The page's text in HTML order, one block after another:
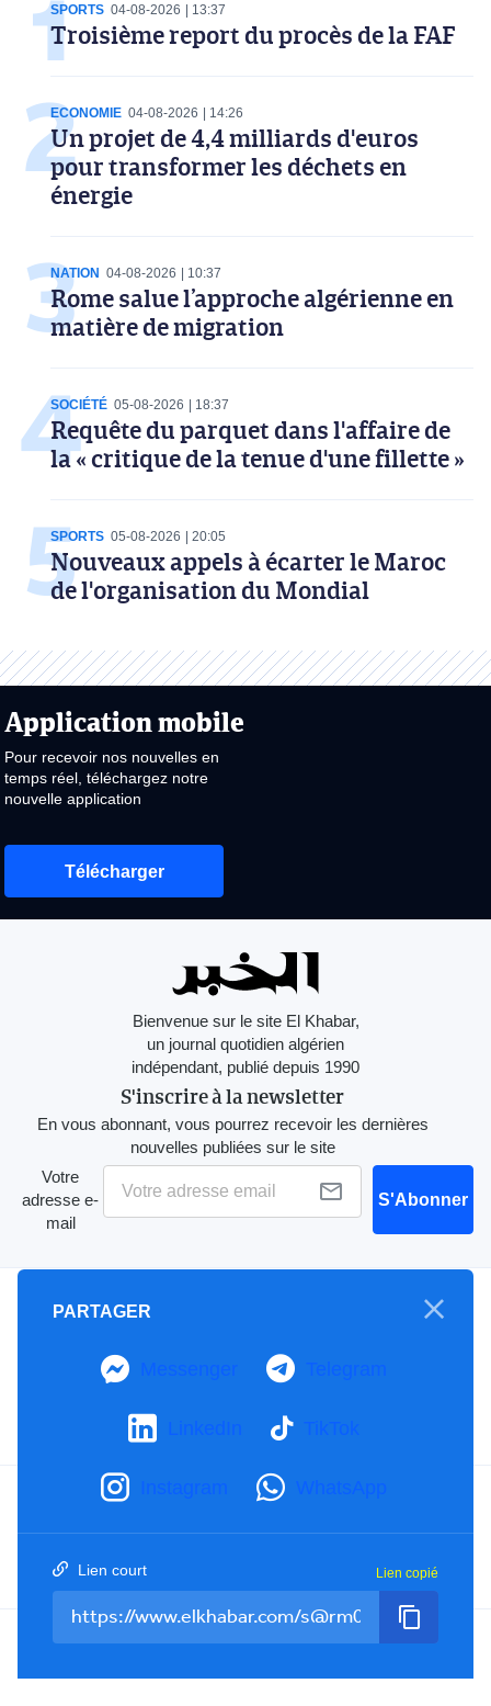
SPORTS 04-08-2026 13:37
Troisième report du procès de la FAF
ECONOMIE 04-08-2026 14:26
Un projet de 4,4 milliards d'euros
pour transformer les déchets en
énergie
NATION 04-08-2026 10:37
Rome salue l’approche algérienne en
matière de migration
SOCIÉTÉ 05-08-2026 18:37
Requête du parquet dans l'affaire de
la « critique de la tenue d'une fillette »
SPORTS 05-08-2026 20:05
Nouveaux appels à écarter le Maroc
de l'organisation du Mondial
Application mobile
Pour recevoir nos nouvelles en
temps réel, téléchargez notre
nouvelle application
Télécharger
Bienvenue sur le site El Khabar,
un journal quotidien algérien
indépendant, publié depuis 1990
S'inscrire à la newsletter
En vous abonnant, vous pourrez recevoir les dernières
nouvelles publiées sur le site
Votre
adresse e-
mail
S'Abonner
A propos
Notre Charte
Contactez-nous
Tel : +213(0)023 31 69 04 - eMail : info@elkhabar.com
PARTAGER
Messenger Telegram
LinkedIn TikTok
Instagram WhatsApp
Lien court Lien copié